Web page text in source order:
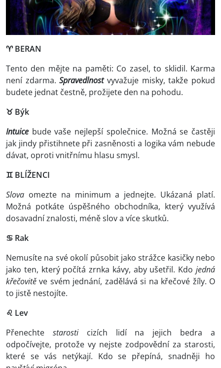
♈BERAN
Tento den mějte na paměti: Co zasel, to sklidil. Karma
není zdarma.Spravedlnostvyvažuje misky, takže pokud
budete jednat čestně, prožijete den na pohodu.
♉ Býk
Intuice bude vaše nejlepší společnice. Možná se častěji
jak jindy přistihnete při zasněnosti a logika vám nebude
dávat, oproti vnitřnímu hlasu smysl.
♊ BLÍŽENCI
Slova omezte na minimum a jednejte. Ukázaná platí.
Možná potkáte úspěšného obchodníka, který využívá
dosavadní znalosti, méně slov a více skutků.
♋ Rak
Nemusíte na své okolí působit jako strážce kasičky nebo
jako ten, který počítá zrnka kávy, aby ušetřil. Kdo jedná
křečovitě ve svém jednání, zadělává si na křečové žíly. O
to jistě nestojíte.
♌ Lev
Přenechte starosticizích lidí na jejich bedra a
odpočívejte, protože vy nejste zodpovědní za starosti,
které se vás netýkají. Kdo se přepíná, snadněji ho